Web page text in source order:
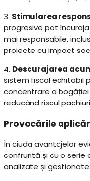
3. Stimularea
progresive pot
mai responsabile,
proiecte cu impact
4. Descurajarea
sistem fiscal echitabil
concentrare a bogăției
reducând riscul
Provocările
În ciuda avantajelor
confruntă și cu o
analizate și gestionate: